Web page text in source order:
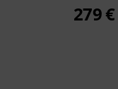
279 €